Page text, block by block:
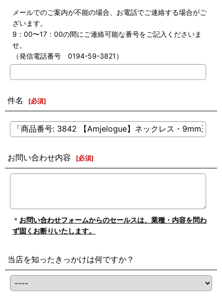
メールでのご案内が不能の場合、お電話でご連絡する場合がご
ざいます。
9：00〜17：00の間にご連絡可能な番号をご記入くださいま
せ。
（発信電話番号 0194-59-3821）
件名 [必須]
お問い合わせ内容 [必須]
＊ お問い合わせフォームからのセールスは、業種・内容を問わ
ず固くお断りいたします。
当店を知ったきっかけは何ですか？